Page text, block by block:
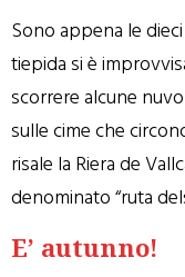
Sono appena le
tiepida si è
scorrere alcune
sulle cime che
risale la Riera de
denominato “ruta
E’ autunno!